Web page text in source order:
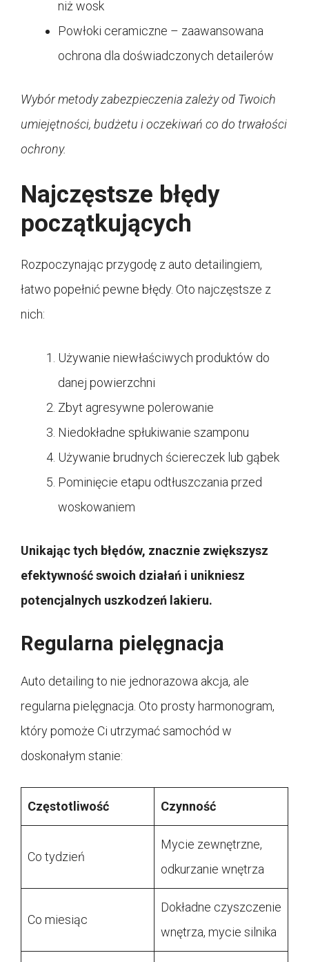
niż wosk
Powłoki ceramiczne – zaawansowana
ochrona dla doświadczonych detailerów
Wybór metody zabezpieczenia zależy od Twoich
umiejętności, budżetu i oczekiwań co do trwałości
ochrony.
Najczęstsze błędy
początkujących
Rozpoczynając przygodę z auto detailingiem,
łatwo popełnić pewne błędy. Oto najczęstsze z
nich:
Używanie niewłaściwych produktów do
danej powierzchni
Zbyt agresywne polerowanie
Niedokładne spłukiwanie szamponu
Używanie brudnych ściereczek lub gąbek
Pominięcie etapu odtłuszczania przed
woskowaniem
Unikając tych błędów, znacznie zwiększysz
efektywność swoich działań i unikniesz
potencjalnych uszkodzeń lakieru.
Regularna pielęgnacja
Auto detailing to nie jednorazowa akcja, ale
regularna pielęgnacja. Oto prosty harmonogram,
który pomoże Ci utrzymać samochód w
doskonałym stanie:
Częstotliwość Czynność
Co tydzień
Mycie zewnętrzne,
odkurzanie wnętrza
Co miesiąc
Dokładne czyszczenie
wnętrza, mycie silnika